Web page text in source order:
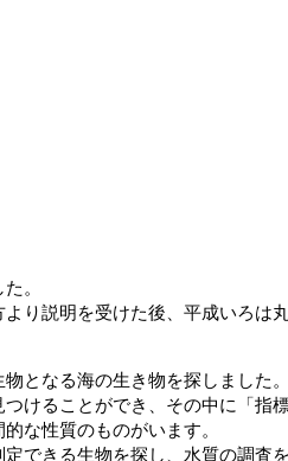
。
り説明を受けた後、平成いろは
となる海の生き物を探しました。
けることができ、その中に「指
な性質のものがいます。
できる生物を探し、水質の調査